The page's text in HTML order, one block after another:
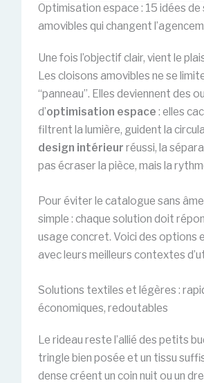
Optimisation espace : 15 idées
amovibles qui changent
Une fois l’objectif clair, vient le
Les cloisons amovibles ne se
“panneau”. Elles deviennent des
d’optimisation espace : elles
filtrent la lumière, guident la
design intérieur réussi, la
pas écraser la pièce, mais la
Pour éviter le catalogue sans
simple : chaque solution doit
usage concret. Voici des options
avec leurs meilleurs contextes
Solutions textiles et légères :
économiques, redoutables
Le rideau reste l’allié des petits
tringle bien posée et un tissu
dense créent un coin nuit ou un